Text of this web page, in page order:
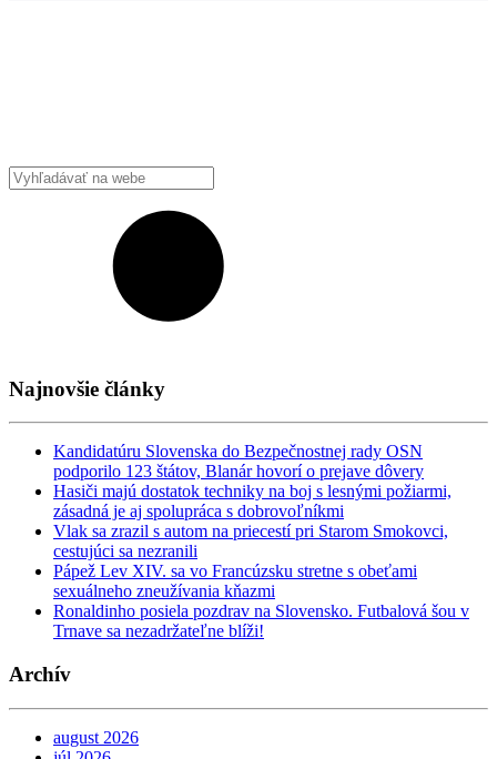
Najnovšie články
Kandidatúru Slovenska do Bezpečnostnej rady OSN
podporilo 123 štátov, Blanár hovorí o prejave dôvery
Hasiči majú dostatok techniky na boj s lesnými požiarmi,
zásadná je aj spolupráca s dobrovoľníkmi
Vlak sa zrazil s autom na priecestí pri Starom Smokovci,
cestujúci sa nezranili
Pápež Lev XIV. sa vo Francúzsku stretne s obeťami
sexuálneho zneužívania kňazmi
Ronaldinho posiela pozdrav na Slovensko. Futbalová šou v
Trnave sa nezadržateľne blíži!
Archív
august 2026